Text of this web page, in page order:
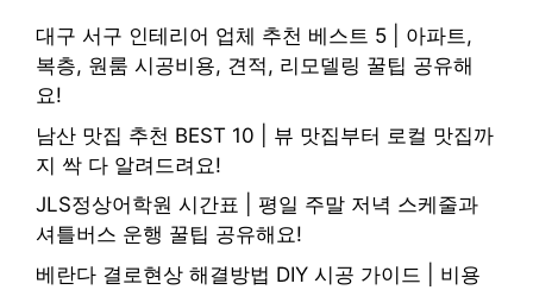
대구 서구 인테리어 업체 추천 베스트 5 | 아파트,
복층, 원룸 시공비용, 견적, 리모델링 꿀팁 공유해
요!
남산 맛집 추천 BEST 10 | 뷰 맛집부터 로컬 맛집까
지 싹 다 알려드려요!
JLS정상어학원 시간표 | 평일 주말 저녁 스케줄과
셔틀버스 운행 꿀팁 공유해요!
베란다 결로현상 해결방법 DIY 시공 가이드 | 비용